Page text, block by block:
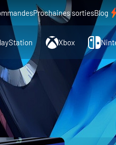
Prochaines sortiesBlog
Xbox